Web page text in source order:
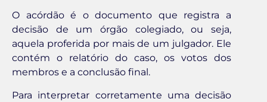
O acórdão é o documento que registra a
decisão de um órgão colegiado, ou seja,
aquela proferida por mais de um julgador. Ele
contém o relatório do caso, os votos dos
membros e a conclusão final.
Para interpretar corretamente uma decisão